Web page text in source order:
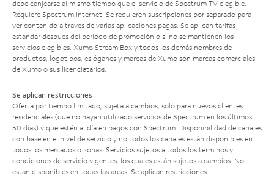
debe canjearse al mismo tiempo que el servicio de Spectrum TV elegible.
Requiere Spectrum Internet. Se requieren suscripciones por separado para
ver contenido a través de varias aplicaciones pagas. Se aplican tarifas
estándar después del período de promoción o si no se mantienen los
servicios elegibles. Xumo Stream Box y todos los demás nombres de
productos, logotipos, eslóganes y marcas de Xumo son marcas comerciales
de Xumo o sus licenciatarios.
Se aplican restricciones
Oferta por tiempo limitado; sujeta a cambios; solo para nuevos clientes
residenciales (que no hayan utilizado servicios de Spectrum en los últimos
30 días) y que estén al día en pagos con Spectrum. Disponibilidad de canales
con base en el nivel de servicio y no todos los canales están disponibles en
todos los mercados o zonas. Servicios sujetos a todos los términos y
condiciones de servicio vigentes, los cuales están sujetos a cambios. No
están disponibles en todas las áreas. Se aplican restricciones.